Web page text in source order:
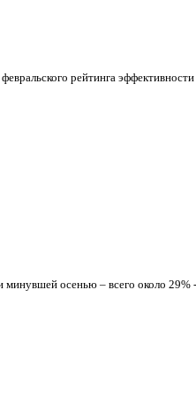
рейтинга
осенью – всего около